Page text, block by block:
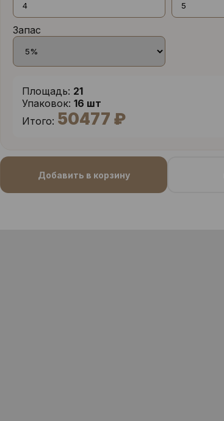
Запас
Площадь: 21
Упаковок: 16 шт
Итого: 50477 ₽
Добавить в корзину